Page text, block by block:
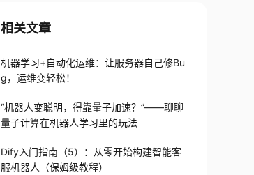
相关文章
机器学习+自动化运维：让服务器自己修Bu
g，运维变轻松！
“机器人变聪明，得靠量子加速？”——聊聊
量子计算在机器人学习里的玩法
Dify入门指南（5）：从零开始构建智能客
服机器人（保姆级教程）